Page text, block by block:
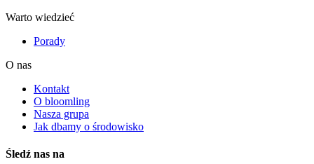
Warto wiedzieć
Porady
O nas
Kontakt
O bloomling
Nasza grupa
Jak dbamy o środowisko
Śledź nas na